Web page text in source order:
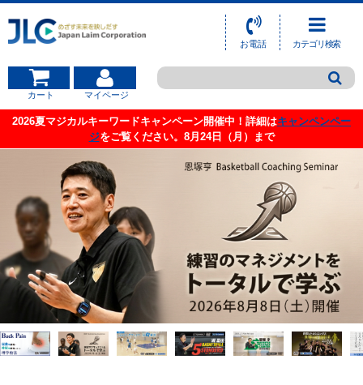
お電話 カテゴリ検索
カート マイページ
2026夏マジカルキーワードキャンペーン開催中！詳細はキャンペンペー
ジをご覧ください。8月24日（月）まで